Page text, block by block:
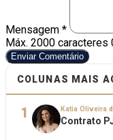
Mensagem *
Máx. 2000 caracteres
Enviar Comentário
COLUNAS MAIS
1 Katia Oliveira
Contrato